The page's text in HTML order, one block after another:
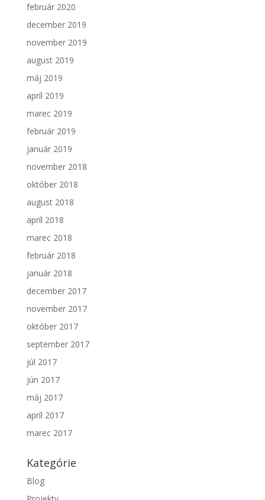
február 2020
december 2019
november 2019
august 2019
máj 2019
apríl 2019
marec 2019
február 2019
január 2019
november 2018
október 2018
august 2018
apríl 2018
marec 2018
február 2018
január 2018
december 2017
november 2017
október 2017
september 2017
júl 2017
jún 2017
máj 2017
apríl 2017
marec 2017
Kategórie
Blog